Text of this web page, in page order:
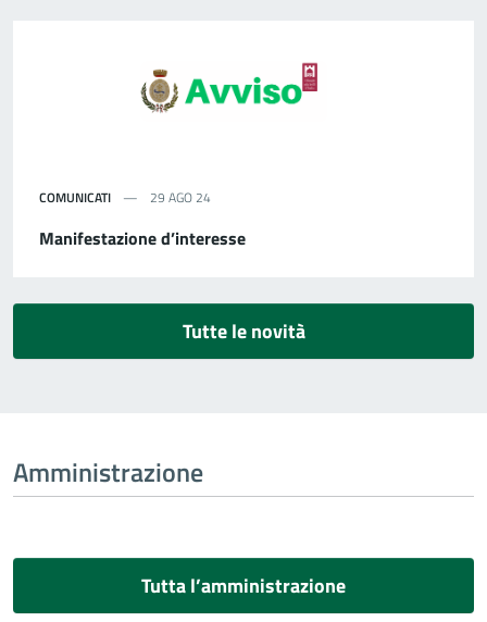
COMUNICATI 29 AGO 24
Manifestazione d’interesse
Tutte le novità
Amministrazione
Tutta l’amministrazione